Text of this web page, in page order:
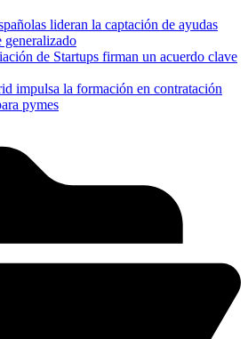
lideran la captación de ayudas
generalizado
de Startups firman un acuerdo clave
impulsa la formación en contratación
pymes